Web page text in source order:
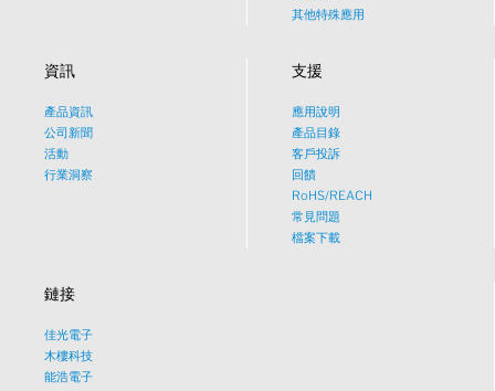
其他特殊應用
資訊
產品資訊
公司新聞
活動
行業洞察
支援
應用說明
產品目錄
客戶投訴
回饋
RoHS/REACH
常見問題
檔案下載
鏈接
佳光電子
木樓科技
能浩電子
What would you like to talk